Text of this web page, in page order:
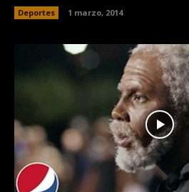
Deportes 1 marzo, 2014